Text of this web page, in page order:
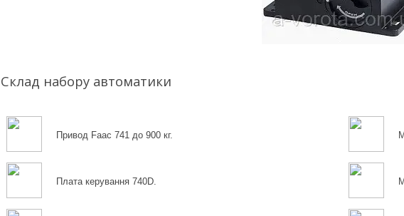
Склад набору автоматики
Привод Faac 741 до 900 кг.
Плата керування 740D.